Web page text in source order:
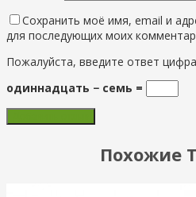
Сохранить моё имя, email и
для последующих моих
Пожалуйста, введите ответ
одиннадцать − семь =
Похожие